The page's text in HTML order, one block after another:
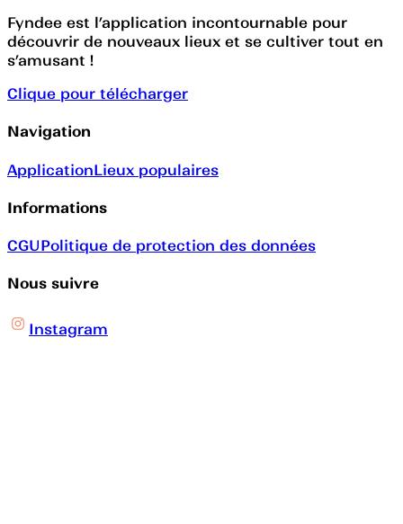
Fyndee est l’application incontournable pour
découvrir de nouveaux lieux et se cultiver tout en
s’amusant !
Clique pour télécharger
Navigation
ApplicationLieux populaires
Informations
CGUPolitique de protection des données
Nous suivre
Instagram